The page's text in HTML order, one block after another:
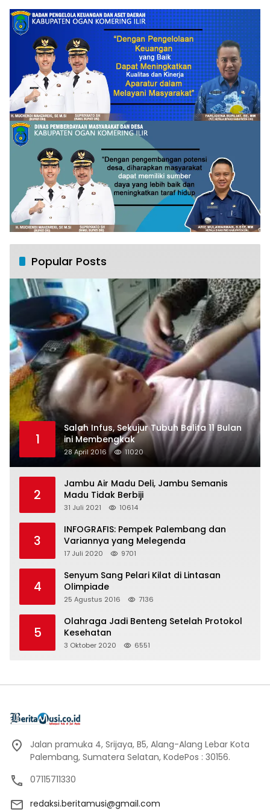
Popular Posts
1
Salah Infus, Sekujur Tubuh Balita 11 Bulan
ini Membengkak
28 April 2016 11020
2
Jambu Air Madu Deli, Jambu Semanis
Madu Tidak Berbiji
31 Juli 2021 10614
3
INFOGRAFIS: Pempek Palembang dan
Variannya yang Melegenda
17 Juli 2020 9701
4
Senyum Sang Pelari Kilat di Lintasan
Olimpiade
25 Agustus 2016 7136
5
Olahraga Jadi Benteng Setelah Protokol
Kesehatan
3 Oktober 2020 6551
Jalan pramuka 4, Srijaya, B5, Alang-Alang Lebar Kota
Palembang, Sumatera Selatan, KodePos : 30156.
07115711330
redaksi.beritamusi@gmail.com